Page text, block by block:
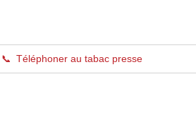
Téléphoner au tabac presse